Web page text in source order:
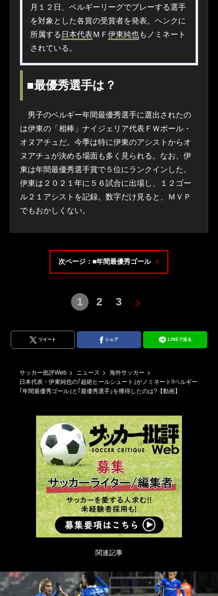
月１２日、ベルギーリーグでプレーする選手
を対象とした各賞の受賞者を発表。ヘンクに
所属する 日本代表ＭＦ 伊東純也もノミネート
されている。
■最優秀選手は？
男子のベルギー年間最優秀選手に選出されたの
は伊東の「相棒」ナイジェリア代表ＦＷポール・
オヌアチュだ。今季は特に伊東のアシストからオ
ヌアチュが決める場面も多く見られる。なお、伊
東は年間最優秀選手賞で５位にランクインした。
伊東は２０２１年に５６試合に出場し、１２ゴー
ル２１アシストを記録。数字だけ見ると、ＭＶＰ
でもおかしくない。
次ページ：■年間最優秀ゴール
1 2 3
ツイート シェア LINEで送る
サッカー批評Web ニュース
海外サッカー
日本代表・伊東純也の｢超絶ヒールシュート｣がノミネート!!ベルギー
｢年間最優秀ゴール｣と｢最優秀選手｣を獲得したのは?【動画】
関連記事